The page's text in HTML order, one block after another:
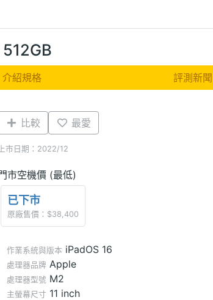
介紹規格 評測新聞
比較 最愛
上市日期：2022/12
市空機價 (最低)
已下市
原廠售價：$38,400
作業系統與版本 iPadOS 16
處理器品牌 Apple
處理器型號 M2
主螢幕尺寸 11 inch